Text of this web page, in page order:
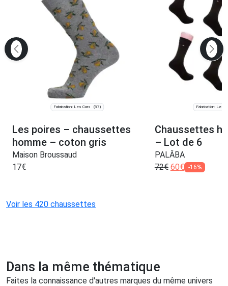
Fabrication: Les Cars (87)
Les poires – chaussettes
homme – coton gris
Maison Broussaud
17€
Fabrication: Les
Chaussettes
– Lot de 6
PALÂBA
72€ 60€ -16%
Voir les 420 chaussettes
Dans la même thématique
Faites la connaissance d'autres marques du même univers